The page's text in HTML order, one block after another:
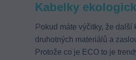
Kabelky
Pokud máte výčitky, že
druhotných materiálů a
Protože co je ECO to je